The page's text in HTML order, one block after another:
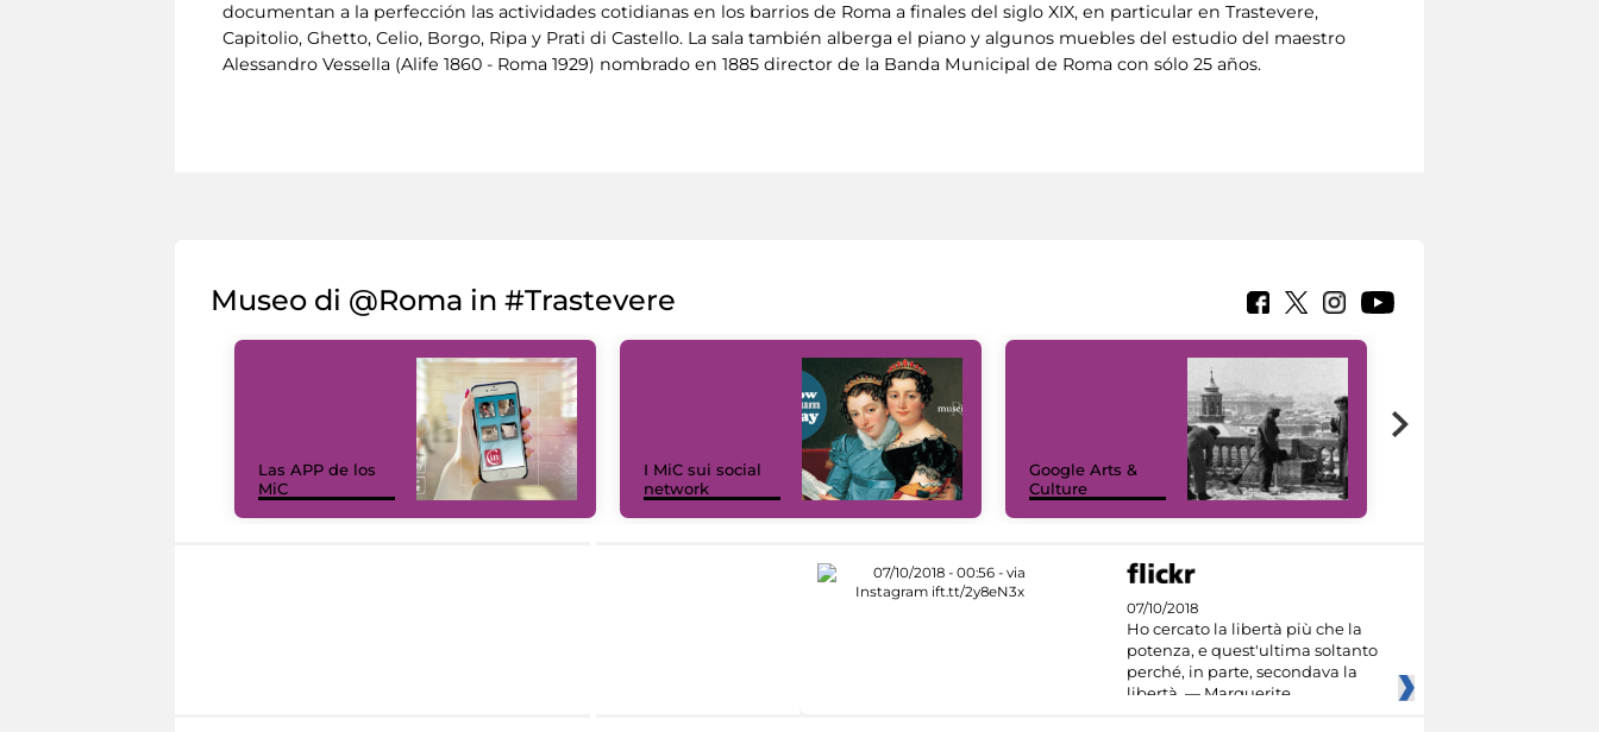
documentan a la perfección las actividades cotidianas en los barrios de Roma a finales del siglo XIX, en particular en Trastevere,
Capitolio, Ghetto, Celio, Borgo, Ripa y Prati di Castello. La sala también alberga el piano y algunos muebles del estudio del maestro
Alessandro Vessella (Alife 1860 - Roma 1929) nombrado en 1885 director de la Banda Municipal de Roma con sólo 25 años.
Museo di @Roma in #Trastevere
Las APP de los
MiC
I MiC sui social
network
Google Arts &
Culture
07/10/2018
Ho cercato la libertà più che la
potenza, e quest'ultima soltanto
perché, in parte, secondava la
libertà. — Marguerite